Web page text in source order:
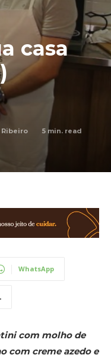
casa
5 min. read
WhatsApp
com molho de
com creme azedo e